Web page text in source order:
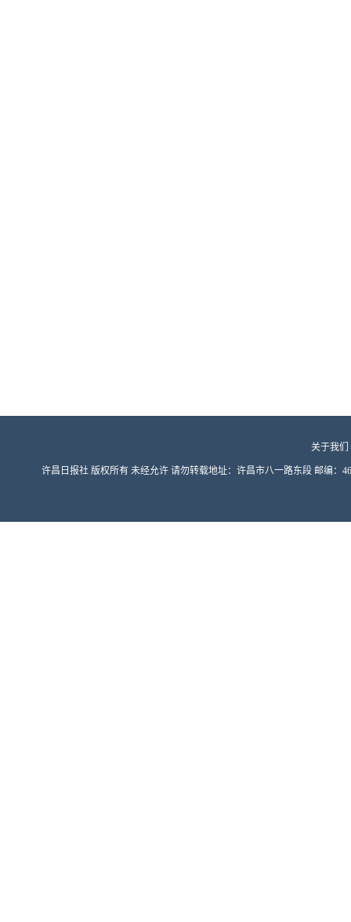
关于我们
许昌日报社 版权所有 未经允许 请勿转载地址：许昌市八一路东段 邮编：